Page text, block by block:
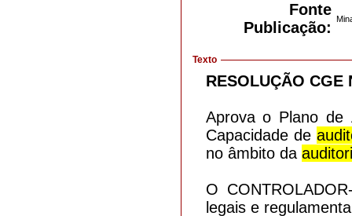
Fonte
Publicação:
Texto
RESOLUÇÃO CGE
Aprova o Plano de
Capacidade de
no âmbito da
O
legais e